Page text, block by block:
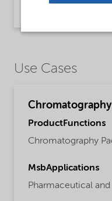
Use Cases
Chromatography
ProductFunctions
Chromatography
MsbApplications
Pharmaceutical